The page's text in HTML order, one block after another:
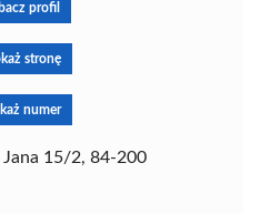
profil
stronę
numer
15/2, 84-200